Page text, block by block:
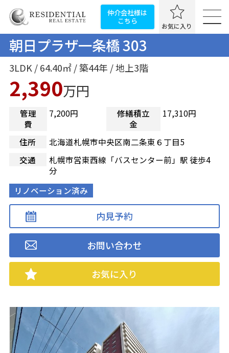
仲介会社様は
こちら
お気に入り
朝日プラザ一条橋 303
3LDK / 64.40㎡ / 築44年 / 地上3階
2,390万円
管理
費
7,200円
修繕積立
金
17,310円
住所
北海道札幌市中央区南二条東６丁目5
交通
札幌市営東西線「バスセンター前」駅 徒歩4
分
リノベーション済み
内見予約
お問い合わせ
お気に入り